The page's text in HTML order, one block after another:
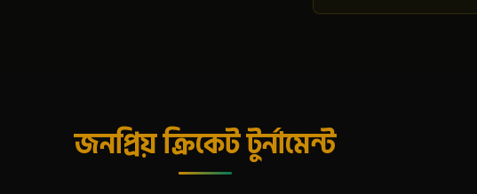
জনপ্রিয় ক্রিকেট টুর্নামেন্ট